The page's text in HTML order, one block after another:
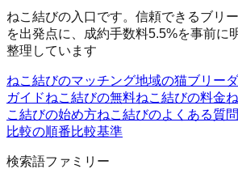
ねこ結びの入口です。信頼できるブリ
を出発点に、成約手数料5.5%を事前に
整理しています
ねこ結びのマッチング地域の猫ブリー
ガイドねこ結びの無料ねこ結びの料金
こ結びの始め方ねこ結びのよくある質問
比較の順番比較基準
検索語ファミリー